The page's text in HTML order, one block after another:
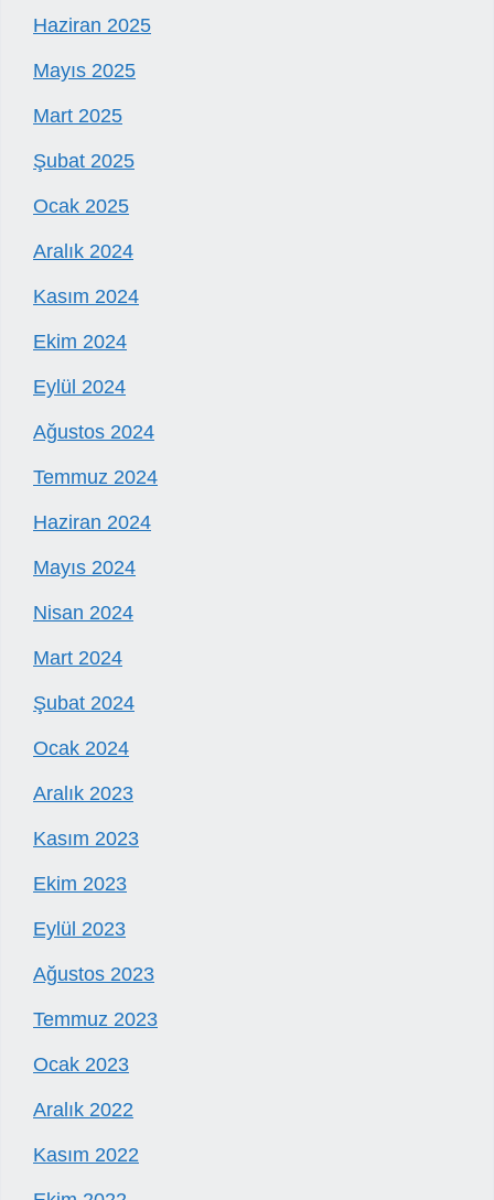
Haziran 2025
Mayıs 2025
Mart 2025
Şubat 2025
Ocak 2025
Aralık 2024
Kasım 2024
Ekim 2024
Eylül 2024
Ağustos 2024
Temmuz 2024
Haziran 2024
Mayıs 2024
Nisan 2024
Mart 2024
Şubat 2024
Ocak 2024
Aralık 2023
Kasım 2023
Ekim 2023
Eylül 2023
Ağustos 2023
Temmuz 2023
Ocak 2023
Aralık 2022
Kasım 2022